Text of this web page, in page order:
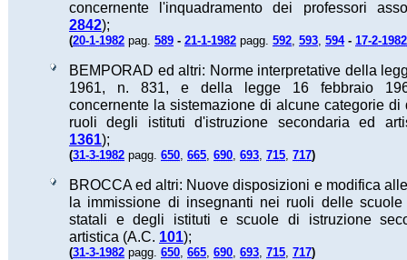
concernente l'inquadramento dei professori
2842);
(20-1-1982 pag. 589 - 21-1-1982 pagg. 592, 593, 594- 17-2-1982
BEMPORAD ed altri: Norme interpretative della
1961, n. 831, e della legge 16 febbraio
concernente la sistemazione di alcune categorie di
ruoli degli istituti d'istruzione secondaria ed
1361);
(31-3-1982 pagg. 650, 665, 690, 693, 715, 717)
BROCCA ed altri: Nuove disposizioni e modifica
la immissione di insegnanti nei ruoli delle scuole
statali e degli istituti e scuole di istruzione
artistica (A.C. 101);
(31-3-1982 pagg. 650, 665, 690, 693, 715, 717)